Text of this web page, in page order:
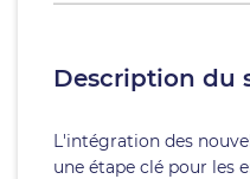
Description du
L'intégration des
une étape clé pour les